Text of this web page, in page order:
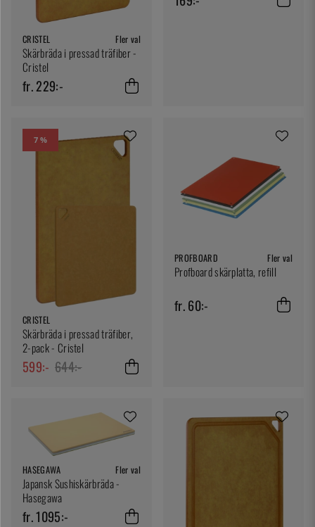
CRISTEL Fler val
Skärbräda i pressad träfiber -
Cristel
fr. 229:-
7 %
CRISTEL
Skärbräda i pressad träfiber,
2-pack - Cristel
599:- 644:-
PROFBOARD Fler val
Profboard skärplatta, refill
fr. 60:-
HASEGAWA Fler val
Japansk Sushiskärbräda -
Hasegawa
fr. 1095:-